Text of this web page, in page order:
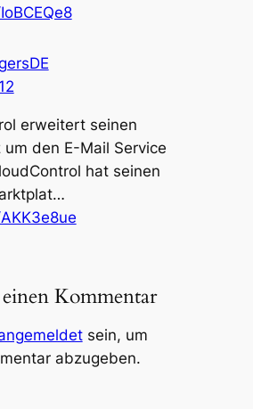
erweitert seinen
den E-Mail Service
hat seinen
Kommentar
sein, um
abzugeben.